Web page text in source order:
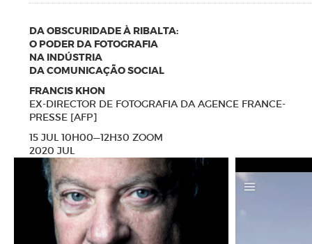
DA OBSCURIDADE À RIBALTA:
O PODER DA FOTOGRAFIA
NA INDÚSTRIA
DA COMUNICAÇÃO SOCIAL
FRANCIS KHON
EX-DIRECTOR DE FOTOGRAFIA DA AGENCE FRANCE-
PRESSE [AFP]
15 JUL 10H00—12H30 ZOOM
2020 JUL